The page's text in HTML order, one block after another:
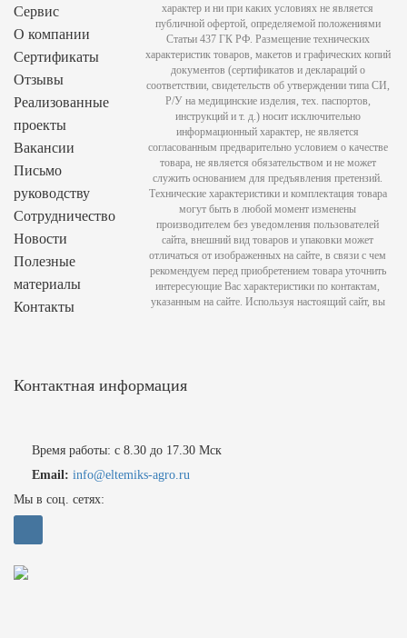
Сервис
О компании
Сертификаты
Отзывы
Реализованные
проекты
Вакансии
Письмо
руководству
Сотрудничество
Новости
Полезные
материалы
Контакты
Контактная информация
Время работы: с 8.30 до 17.30 Мск
Email: info@eltemiks-agro.ru
Мы в соц. сетях:
характер и ни при каких условиях не является
публичной офертой, определяемой положениями
Статьи 437 ГК РФ. Размещение технических
характеристик товаров, макетов и графических копий
документов (сертификатов и деклараций о
соответствии, свидетельств об утверждении типа СИ,
Р/У на медицинские изделия, тех. паспортов,
инструкций и т. д.) носит исключительно
информационный характер, не является
согласованным предварительно условием о качестве
товара, не является обязательством и не может
служить основанием для предъявления претензий.
Технические характеристики и комплектация товара
могут быть в любой момент изменены
производителем без уведомления пользователей
сайта, внешний вид товаров и упаковки может
отличаться от изображенных на сайте, в связи с чем
рекомендуем перед приобретением товара уточнить
интересующие Вас характеристики по контактам,
указанным на сайте. Используя настоящий сайт, вы